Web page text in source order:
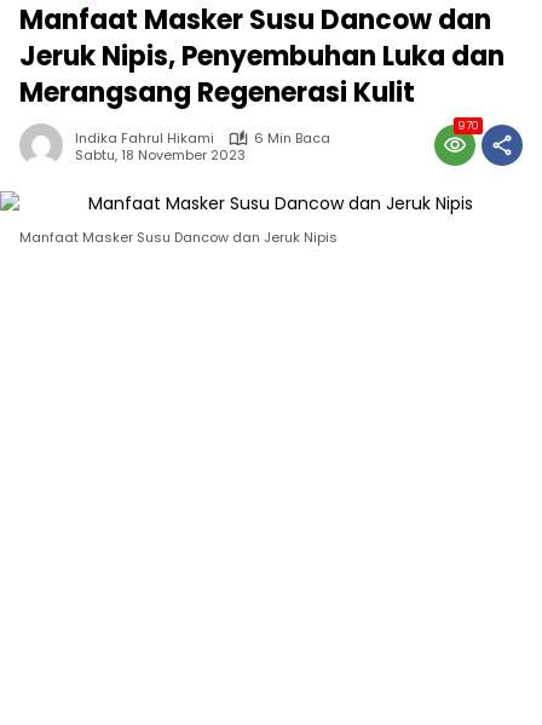
Manfaat Masker Susu Dancow dan
Jeruk Nipis, Penyembuhan Luka dan
Merangsang Regenerasi Kulit
Indika Fahrul Hikami
6 Min Baca
Sabtu, 18 November 2023
970
Manfaat Masker Susu Dancow dan Jeruk Nipis